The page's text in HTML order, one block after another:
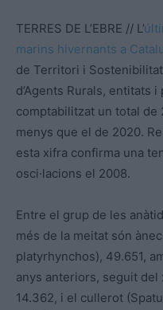
TERRES DE L’EBRE // L’
marins hivernants a
de Territori i
d’Agents Rurals, entitats
comptabilitzat un total de
menys que el de 2020.
esta xifra confirma una
osci·lacions el 2008.
Entre el grup de les
més de la meitat són
platyrhynchos), 49.651,
anys anteriors, seguit del
14.362, i el cullerot